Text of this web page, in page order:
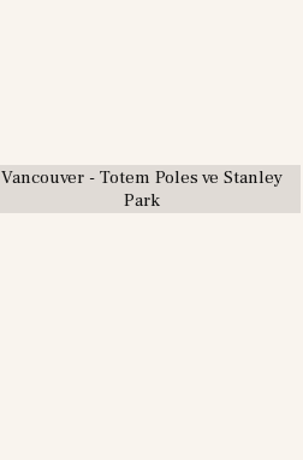
Vancouver - Totem Poles ve Stanley
Park